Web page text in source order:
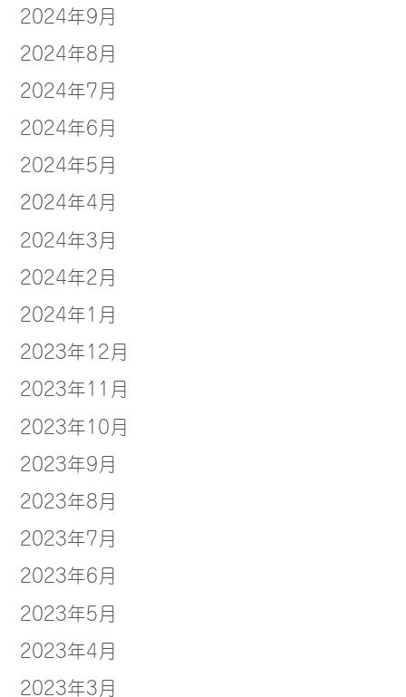
2024年9月
2024年8月
2024年7月
2024年6月
2024年5月
2024年4月
2024年3月
2024年2月
2024年1月
2023年12月
2023年11月
2023年10月
2023年9月
2023年8月
2023年7月
2023年6月
2023年5月
2023年4月
2023年3月